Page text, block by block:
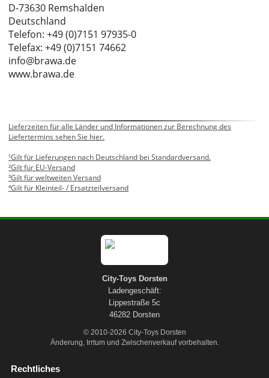
D-73630 Remshalden
Deutschland
Telefon: +49 (0)7151 97935-0
Telefax: +49 (0)7151 74662
info@brawa.de
www.brawa.de
Lieferzeiten für alle Länder und Informationen zur Berechnung des
Liefertermins sehen Sie hier.
¹Gilt für Lieferungen nach Deutschland bei Standardversand.
²Gilt für EU-Versand
³Gilt für weltweiten Versand
⁴Gilt für Kleinteil- / Ersatzteilversand
City-Toys Dorsten
Ladengeschäft:
Lippestraße 5c
46282 Dorsten
© 2010-2026 City-Toys Dorsten
Änderung, Irrtum und Zwischenverkauf vorbehalten.
Rechtliches